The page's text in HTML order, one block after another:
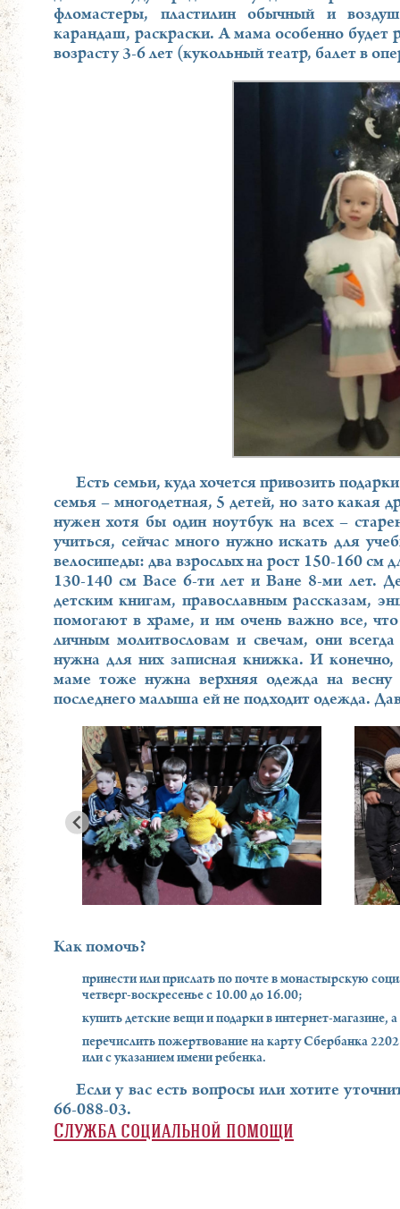
фломастеры, пластилин обычный и
карандаш, раскраски. А мама особенно будет
возрасту 3-6 лет (кукольный театр, балет в
Есть семьи, куда хочется привозить
семья – многодетная, 5 детей, но зато какая
нужен хотя бы один ноутбук на всех –
учиться, сейчас много нужно искать для
велосипеды: два взрослых на рост 150-160 см
130-140 см Васе 6-ти лет и Ване 8-ми лет.
детским книгам, православным рассказам,
помогают в храме, и им очень важно все,
личным молитвословам и свечам, они
нужна для них записная книжка. И
маме тоже нужна верхняя одежда на
последнего малыша ей не подходит одежда.
Как помочь?
принести или прислать по почте в монастырскую
четверг-воскресенье с 10.00 до 16.00;
купить детские вещи и подарки в интернет-магазине,
перечислить пожертвование на карту Сбербанка
или с указанием имени ребенка.
Если у вас есть вопросы или хотите
66-088-03.
Служба социальной помощи